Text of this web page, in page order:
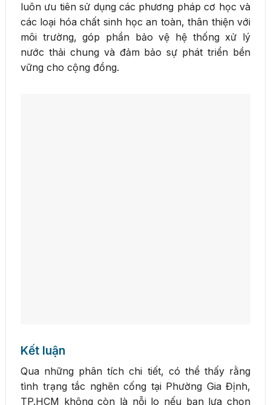
luôn ưu tiên sử dụng các phương pháp cơ học và
các loại hóa chất sinh học an toàn, thân thiện với
môi trường, góp phần bảo vệ hệ thống xử lý
nước thải chung và đảm bảo sự phát triển bền
vững cho cộng đồng.
Kết luận
Qua những phân tích chi tiết, có thể thấy rằng
tình trạng tắc nghẽn cống tại Phường Gia Định,
TP.HCM không còn là nỗi lo nếu bạn lựa chọn